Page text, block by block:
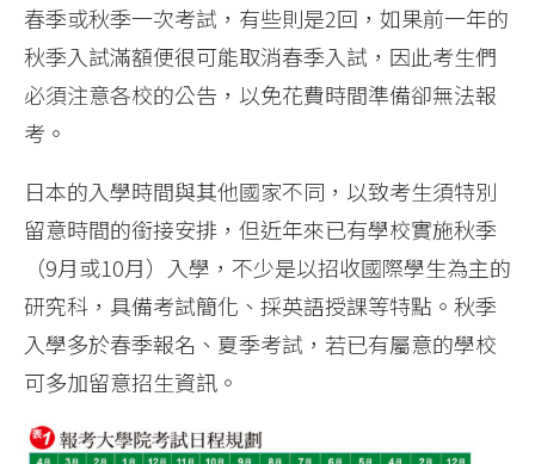
春季或秋季一次考試，有些則是2回，如果前一年的
秋季入試滿額便很可能取消春季入試，因此考生們
必須注意各校的公告，以免花費時間準備卻無法報
考。
日本的入學時間與其他國家不同，以致考生須特別
留意時間的銜接安排，但近年來已有學校實施秋季
（9月或10月）入學，不少是以招收國際學生為主的
研究科，具備考試簡化、採英語授課等特點。秋季
入學多於春季報名、夏季考試，若已有屬意的學校
可多加留意招生資訊。